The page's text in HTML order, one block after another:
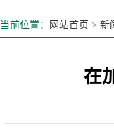
当前位置： 网站首页 > 新
在